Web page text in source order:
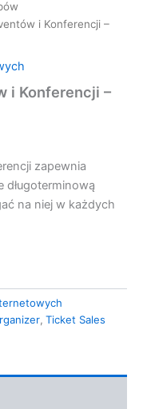
i Konferencji –
i Konferencji –
zapewnia
długoterminową
na niej w każdych
, Ticket Sales